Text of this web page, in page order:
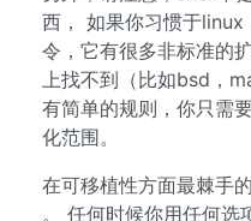
西， 如果你习惯于linux
令，它有很多非标准的
上找不到（比如bsd，
有简单的规则，你只需
化范围。
在可移植性方面最棘手
。 任何时候你用任何选